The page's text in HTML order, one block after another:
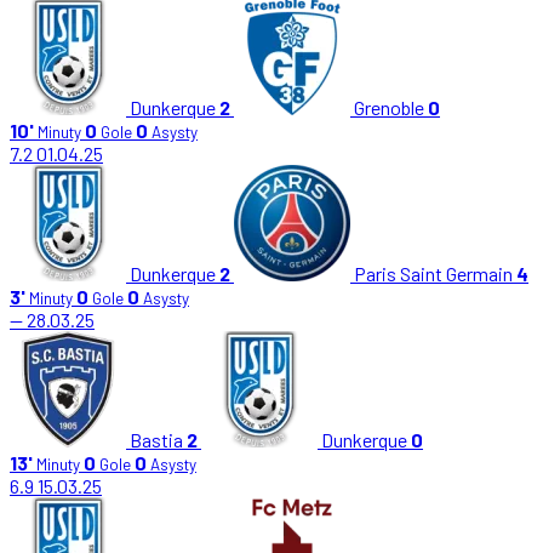
Dunkerque 2 Grenoble 0
10' Minuty 0 Gole 0 Asysty
7.2 01.04.25
Dunkerque 2 Paris Saint Germain 4
3' Minuty 0 Gole 0 Asysty
—28.03.25
Bastia 2 Dunkerque 0
13' Minuty 0 Gole 0 Asysty
6.9 15.03.25